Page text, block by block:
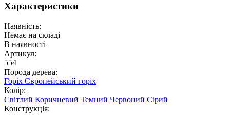
Характеристики
Наявність:
Немає на складі
В наявності
Артикул:
554
Порода дерева:
Горіх Європейський горіх
Колір:
Світлий Коричневий Темний Червоний Сірий
Конструкція: